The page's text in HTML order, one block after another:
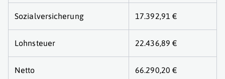
Sozialversicherung 17.392,91 €
Lohnsteuer 22.436,89 €
Netto 66.290,20 €